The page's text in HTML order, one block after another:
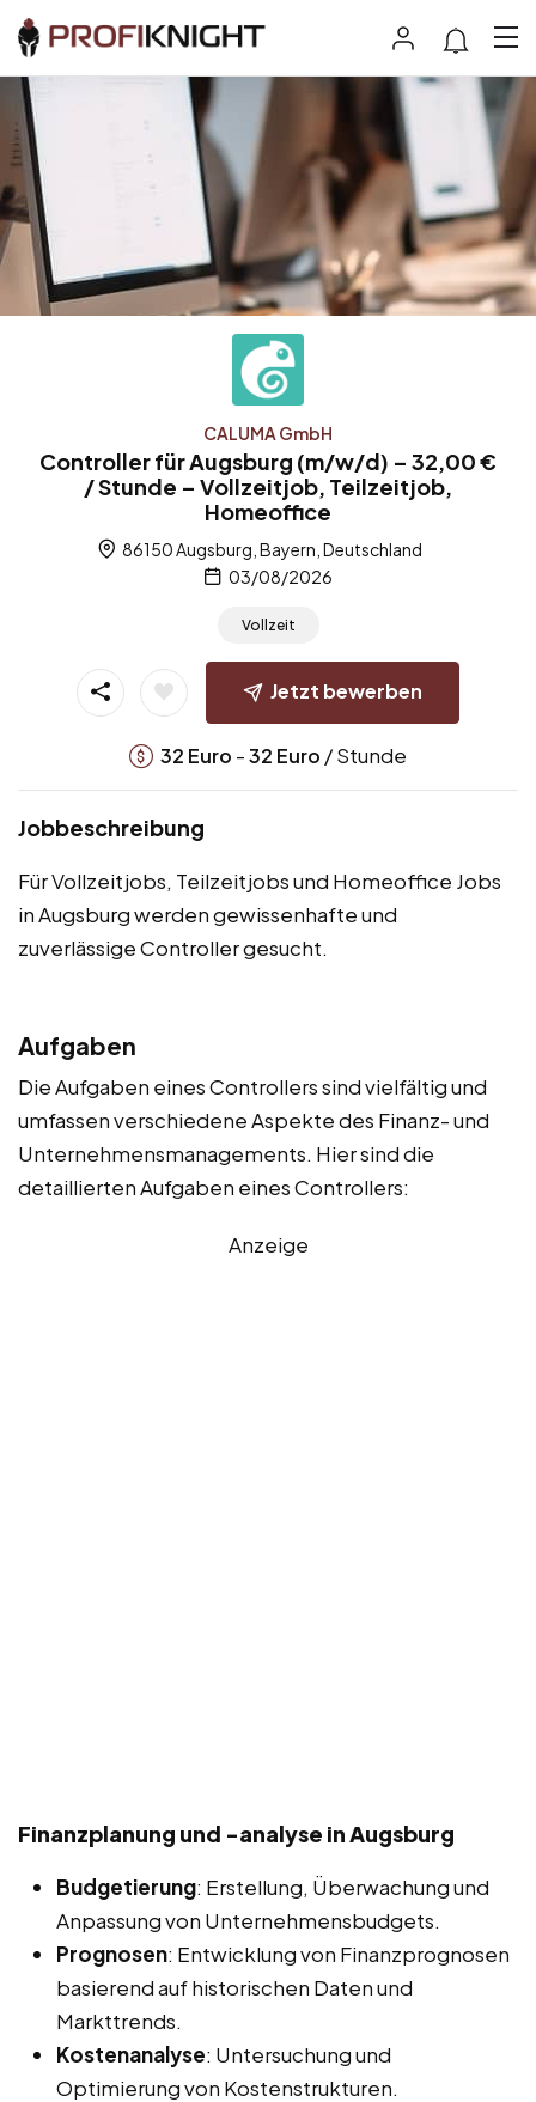
CALUMA GmbH
Controller für Augsburg (m/w/d) – 32,00 €
/ Stunde – Vollzeitjob, Teilzeitjob,
Homeoffice
86150 Augsburg, Bayern, Deutschland
03/08/2026
Vollzeit
Jetzt bewerben
32 Euro -32 Euro / Stunde
Jobbeschreibung
Für Vollzeitjobs, Teilzeitjobs und Homeoffice Jobs
in Augsburg werden gewissenhafte und
zuverlässige Controller gesucht.
Aufgaben
Die Aufgaben eines Controllers sind vielfältig und
umfassen verschiedene Aspekte des Finanz- und
Unternehmensmanagements. Hier sind die
detaillierten Aufgaben eines Controllers:
Anzeige
Finanzplanung und -analyse in Augsburg
Budgetierung: Erstellung, Überwachung und
Anpassung von Unternehmensbudgets.
Prognosen: Entwicklung von Finanzprognosen
basierend auf historischen Daten und
Markttrends.
Kostenanalyse: Untersuchung und
Optimierung von Kostenstrukturen.